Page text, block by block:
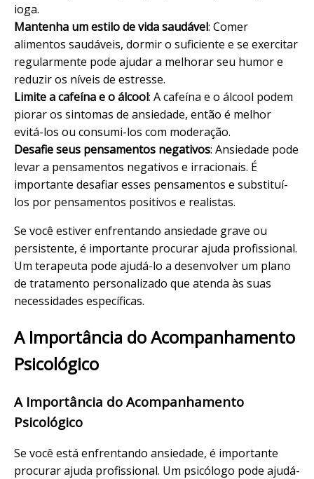
ioga.
Mantenha um estilo de vida saudável: Comer
alimentos saudáveis, dormir o suficiente e se exercitar
regularmente pode ajudar a melhorar seu humor e
reduzir os níveis de estresse.
Limite a cafeína e o álcool: A cafeína e o álcool podem
piorar os sintomas de ansiedade, então é melhor
evitá-los ou consumi-los com moderação.
Desafie seus pensamentos negativos: Ansiedade pode
levar a pensamentos negativos e irracionais. É
importante desafiar esses pensamentos e substituí-
los por pensamentos positivos e realistas.
Se você estiver enfrentando ansiedade grave ou
persistente, é importante procurar ajuda profissional.
Um terapeuta pode ajudá-lo a desenvolver um plano
de tratamento personalizado que atenda às suas
necessidades específicas.
A Importância do Acompanhamento
Psicológico
A Importância do Acompanhamento
Psicológico
Se você está enfrentando ansiedade, é importante
procurar ajuda profissional. Um psicólogo pode ajudá-